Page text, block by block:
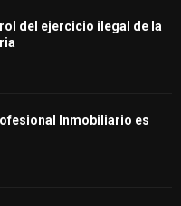
del ejercicio ilegal de la
Inmobiliario es